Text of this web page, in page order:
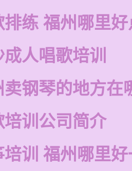
排练 福州哪里好
人唱歌培训
卖钢琴的地方在
培训公司简介
培训 福州哪里